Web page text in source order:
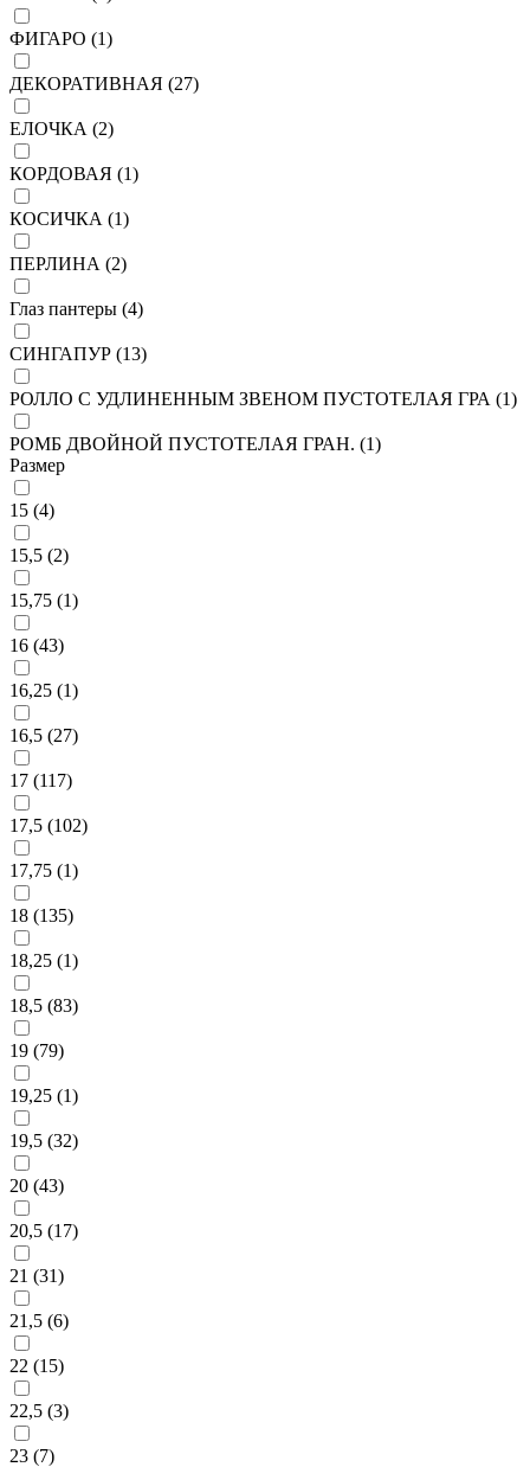
ФИГАРО (1)
ДЕКОРАТИВНАЯ (27)
ЕЛОЧКА (2)
КОРДОВАЯ (1)
КОСИЧКА (1)
ПЕРЛИНА (2)
Глаз пантеры (4)
СИНГАПУР (13)
РОЛЛО С УДЛИНЕННЫМ ЗВЕНОМ ПУСТОТЕЛАЯ ГРА (1)
РОМБ ДВОЙНОЙ ПУСТОТЕЛАЯ ГРАН. (1)
Размер
15 (4)
15,5 (2)
15,75 (1)
16 (43)
16,25 (1)
16,5 (27)
17 (117)
17,5 (102)
17,75 (1)
18 (135)
18,25 (1)
18,5 (83)
19 (79)
19,25 (1)
19,5 (32)
20 (43)
20,5 (17)
21 (31)
21,5 (6)
22 (15)
22,5 (3)
23 (7)